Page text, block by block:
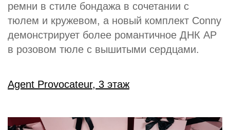
ремни в стиле бондажа в сочетании с
тюлем и кружевом, а новый комплект Conny
демонстрирует более романтичное ДНК AP
в розовом тюле с вышитыми сердцами.
Agent Provocateur, 3 этаж